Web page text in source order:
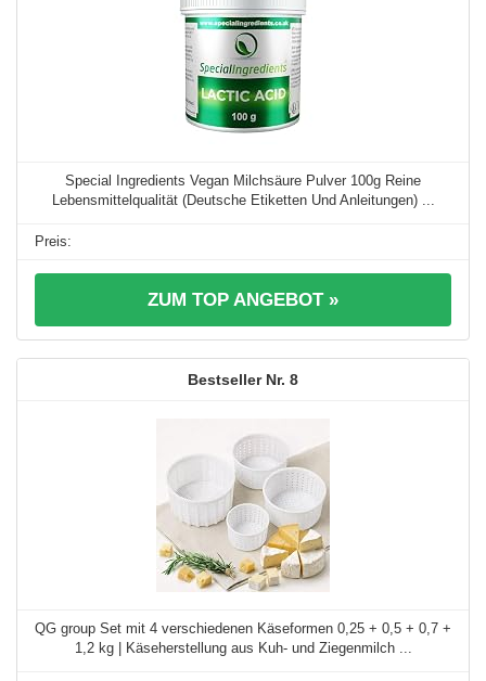
Special Ingredients Vegan Milchsäure Pulver 100g Reine
Lebensmittelqualität (Deutsche Etiketten Und Anleitungen) ...
ZUM TOP ANGEBOT »
8
QG group Set mit 4 verschiedenen Käseformen 0,25 + 0,5 + 0,7 +
1,2 kg | Käseherstellung aus Kuh- und Ziegenmilch ...